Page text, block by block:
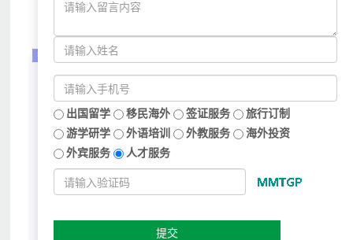
每周课程表
出国留学 移民海外 签证服务
旅行订制
游学研学
外语培训 外教服务
海外投资
外宾服务
人才服务
提交